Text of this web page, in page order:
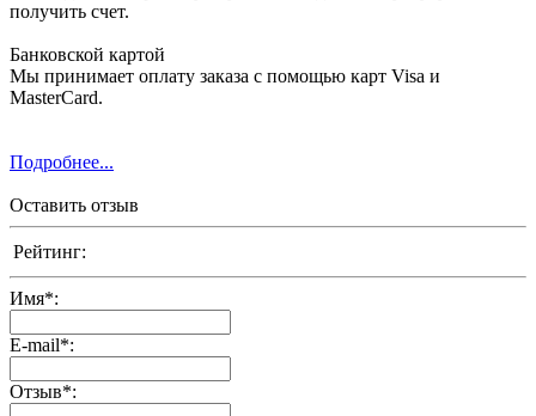
получить счет.
Банковской картой
Мы принимает оплату заказа с помощью карт Visa и
MasterCard.
Подробнее...
Оставить отзыв
Рейтинг:
Имя*:
E-mail*:
Отзыв*: